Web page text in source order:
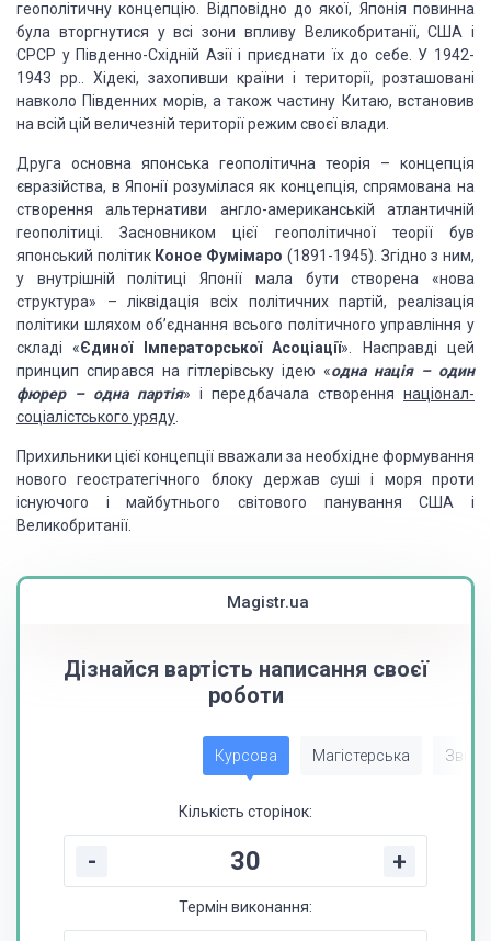
геополітичну концепцію. Відповідно до якої, Японія повинна
була вторгнутися у всі зони впливу Великобританії, США і
СРСР у Південно-Східній Азії і приєднати їх до себе. У 1942-
1943 рр.. Хідекі, захопивши країни і території, розташовані
навколо Південних морів, а також частину Китаю, встановив
на всій цій величезній території режим своєї влади.
Друга основна японська геополітична теорія – концепція
євразійства, в Японії розумілася як концепція, спрямована на
створення альтернативи англо-американській атлантичній
геополітиці. Засновником цієї геополітичної теорії був
японський політик Коное Фумімаро (1891-1945). Згідно з ним,
у внутрішній політиці Японії мала бути створена «нова
структура» – ліквідація всіх політичних партій, реалізація
політики шляхом об’єднання всього політичного управління у
складі «Єдиної Імператорської Асоціації». Насправді цей
принцип спирався на гітлерівську ідею «одна нація – один
фюрер – одна партія» і передбачала створення націонал-
соціалістського уряду
Прихильники цієї концепції вважали за необхідне формування
нового геостратегічного блоку держав суші і моря проти
існуючого і майбутнього світового панування США і
Великобританії.
Magistr.ua
Дізнайся вартість написання своєї
роботи
Курсова Магістерська Звіт
Кількість сторінок:
- +
Термін виконання: